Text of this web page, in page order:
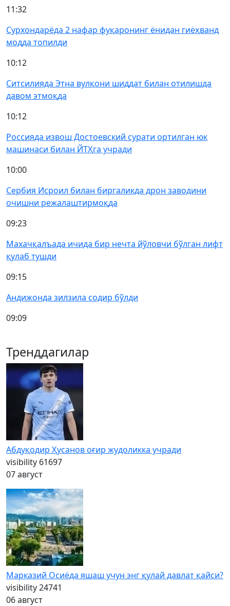
11:32
Сурхондарёда 2 нафар фуқаронинг ёнидан гиёҳванд
модда топилди
10:12
Ситсилияда Этна вулқони шиддат билан отилишда
давом этмоқда
10:12
Россияда извош Достоевский сурати ортилган юк
машинаси билан ЙТҲга учради
10:00
Сербия Исроил билан биргаликда дрон заводини
очишни режалаштирмоқда
09:23
Махачқалъада ичида бир нечта йўловчи бўлган лифт
қулаб тушди
09:15
Андижонда зилзила содир бўлди
09:09
Тренддагилар
Абдуқодир Ҳусанов оғир жудоликка учради
visibility 61697
07 август
Марказий Осиёда яшаш учун энг қулай давлат қайси?
visibility24741
06 август